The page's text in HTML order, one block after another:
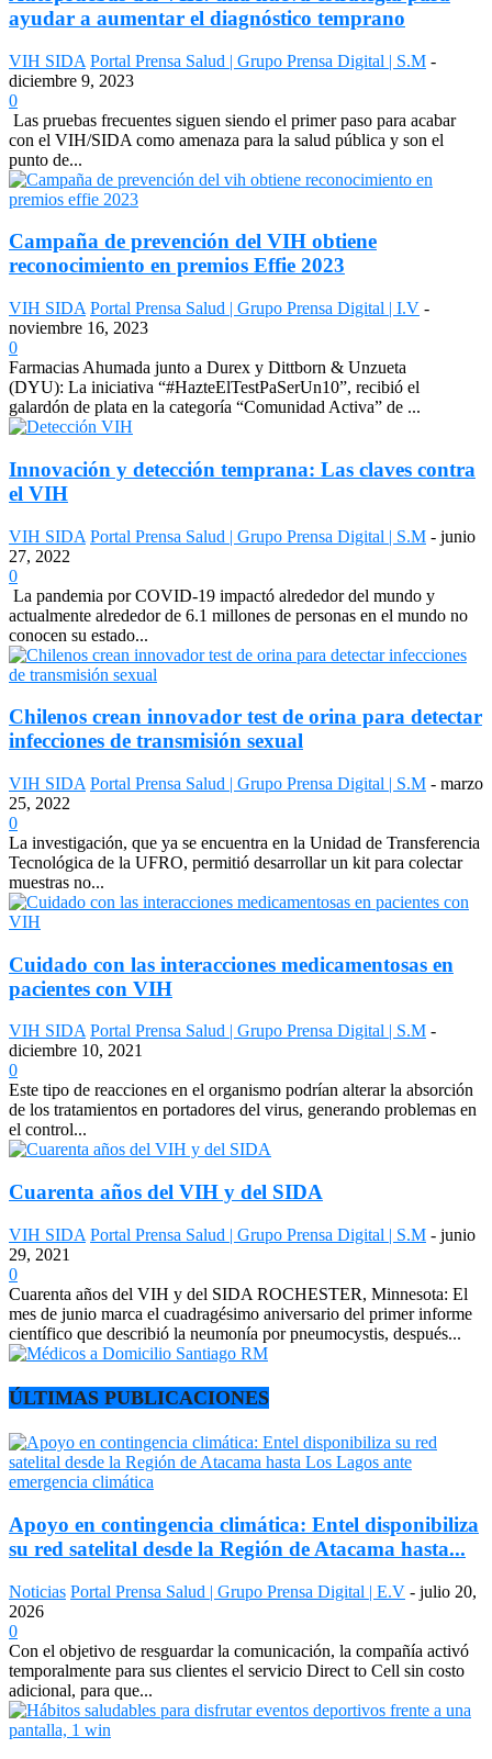
ayudar a aumentar el diagnóstico temprano
VIH SIDA Portal Prensa Salud | Grupo Prensa Digital | S.M -
diciembre 9, 2023
0
Las pruebas frecuentes siguen siendo el primer paso para acabar
con el VIH/SIDA como amenaza para la salud pública y son el
punto de...
Campaña de prevención del VIH obtiene
reconocimiento en premios Effie 2023
VIH SIDA Portal Prensa Salud | Grupo Prensa Digital | I.V -
noviembre 16, 2023
0
Farmacias Ahumada junto a Durex y Dittborn & Unzueta
(DYU): La iniciativa “#HazteElTestPaSerUn10”, recibió el
galardón de plata en la categoría “Comunidad Activa” de ...
Innovación y detección temprana: Las claves contra
el VIH
VIH SIDA Portal Prensa Salud | Grupo Prensa Digital | S.M - junio
27, 2022
0
La pandemia por COVID-19 impactó alrededor del mundo y
actualmente alrededor de 6.1 millones de personas en el mundo no
conocen su estado...
Chilenos crean innovador test de orina para detectar
infecciones de transmisión sexual
VIH SIDA Portal Prensa Salud | Grupo Prensa Digital | S.M - marzo
25, 2022
0
La investigación, que ya se encuentra en la Unidad de Transferencia
Tecnológica de la UFRO, permitió desarrollar un kit para colectar
muestras no...
Cuidado con las interacciones medicamentosas en
pacientes con VIH
VIH SIDA Portal Prensa Salud | Grupo Prensa Digital | S.M -
diciembre 10, 2021
0
Este tipo de reacciones en el organismo podrían alterar la absorción
de los tratamientos en portadores del virus, generando problemas en
el control...
Cuarenta años del VIH y del SIDA
VIH SIDA Portal Prensa Salud | Grupo Prensa Digital | S.M - junio
29, 2021
0
Cuarenta años del VIH y del SIDA ROCHESTER, Minnesota: El
mes de junio marca el cuadragésimo aniversario del primer informe
científico que describió la neumonía por pneumocystis, después...
ÚLTIMAS PUBLICACIONES
Apoyo en contingencia climática: Entel disponibiliza
su red satelital desde la Región de Atacama hasta...
Noticias Portal Prensa Salud | Grupo Prensa Digital | E.V - julio 20,
2026
0
Con el objetivo de resguardar la comunicación, la compañía activó
temporalmente para sus clientes el servicio Direct to Cell sin costo
adicional, para que...